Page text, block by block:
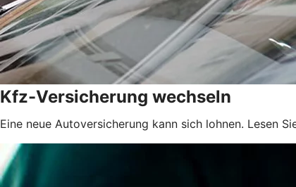
Kfz-Versicherung wechseln
Eine neue Autoversicherung kann sich lohnen. Lesen